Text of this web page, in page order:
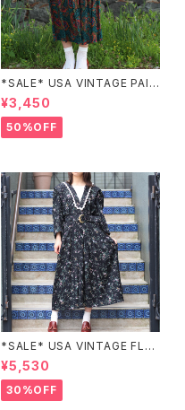
*SALE* USA VINTAGE PAIS
LEY PATTERNED DESIGN S
KIRT/アメリカ古着ペイズリー
柄デザインスカート
¥3,450
50%OFF
*SALE* USA VINTAGE FLO
WER PATTERNED LACE CO
LLAR BELTED ONE PIECE/
アメリカ古着花柄レース襟ベル
テッドワンピース
¥5,530
30%OFF